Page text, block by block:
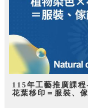
115年工藝推廣課
花葉移印＝服裝、